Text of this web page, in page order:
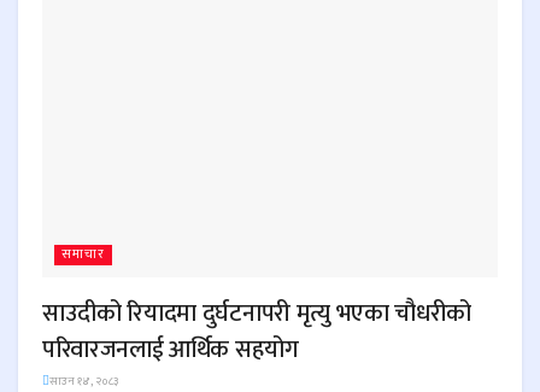
समाचार
साउदीको रियादमा दुर्घटनापरी मृत्यु भएका चौधरीको
परिवारजनलाई आर्थिक सहयोग
साउन १४, २०८३